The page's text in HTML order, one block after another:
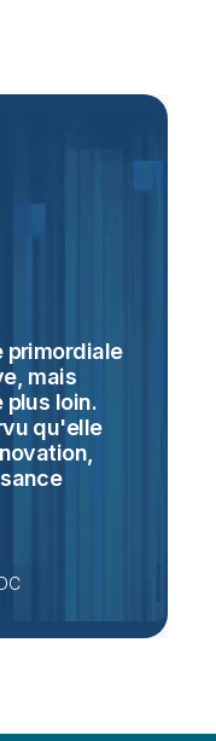
primordiale
mais
plus loin.
qu'elle